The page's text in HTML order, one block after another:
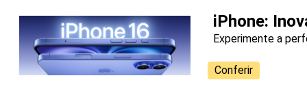
iPhone:
Experimente a
Conferir